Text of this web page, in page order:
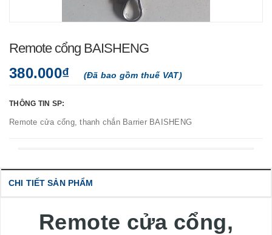
Remote cổng BAISHENG
380.000₫ (Đã bao gồm thuế VAT)
THÔNG TIN SP:
Remote cửa cổng, thanh chắn Barrier BAISHENG
CHI TIẾT SẢN PHẨM
Remote cửa cổng,